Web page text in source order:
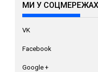
МИ У
VK
Facebook
Google +